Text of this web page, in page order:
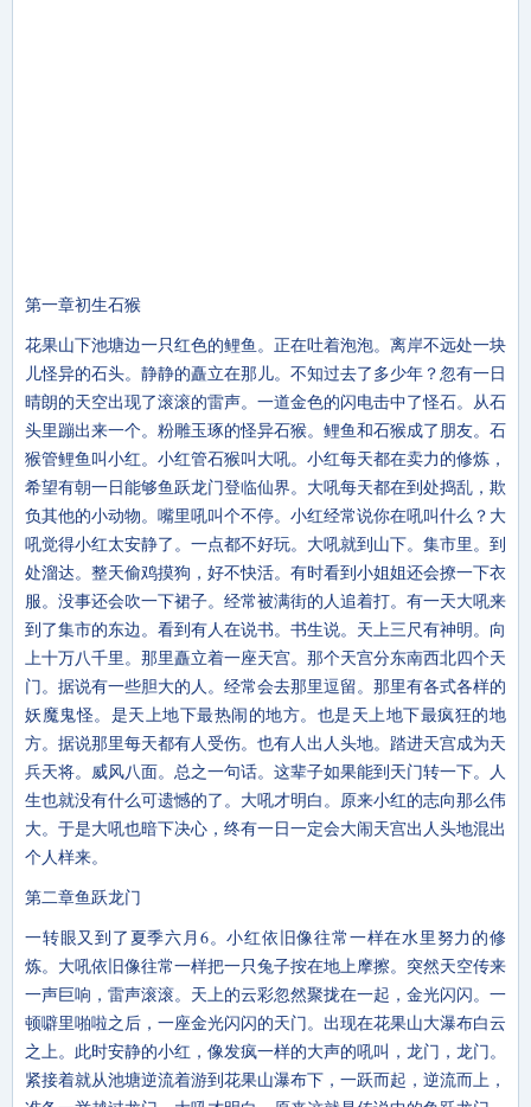
第一章初生石猴
花果山下池塘边一只红色的鲤鱼。正在吐着泡泡。离岸不远处一块
儿怪异的石头。静静的矗立在那儿。不知过去了多少年？忽有一日
晴朗的天空出现了滚滚的雷声。一道金色的闪电击中了怪石。从石
头里蹦出来一个。粉雕玉琢的怪异石猴。鲤鱼和石猴成了朋友。石
猴管鲤鱼叫小红。小红管石猴叫大吼。小红每天都在卖力的修炼，
希望有朝一日能够鱼跃龙门登临仙界。大吼每天都在到处捣乱，欺
负其他的小动物。嘴里吼叫个不停。小红经常说你在吼叫什么？大
吼觉得小红太安静了。一点都不好玩。大吼就到山下。集市里。到
处溜达。整天偷鸡摸狗，好不快活。有时看到小姐姐还会撩一下衣
服。没事还会吹一下裙子。经常被满街的人追着打。有一天大吼来
到了集市的东边。看到有人在说书。书生说。天上三尺有神明。向
上十万八千里。那里矗立着一座天宫。那个天宫分东南西北四个天
门。据说有一些胆大的人。经常会去那里逗留。那里有各式各样的
妖魔鬼怪。是天上地下最热闹的地方。也是天上地下最疯狂的地
方。据说那里每天都有人受伤。也有人出人头地。踏进天宫成为天
兵天将。威风八面。总之一句话。这辈子如果能到天门转一下。人
生也就没有什么可遗憾的了。大吼才明白。原来小红的志向那么伟
大。于是大吼也暗下决心，终有一日一定会大闹天宫出人头地混出
个人样来。
第二章鱼跃龙门
一转眼又到了夏季六月6。小红依旧像往常一样在水里努力的修
炼。大吼依旧像往常一样把一只兔子按在地上摩擦。突然天空传来
一声巨响，雷声滚滚。天上的云彩忽然聚拢在一起，金光闪闪。一
顿噼里啪啦之后，一座金光闪闪的天门。出现在花果山大瀑布白云
之上。此时安静的小红，像发疯一样的大声的吼叫，龙门，龙门。
紧接着就从池塘逆流着游到花果山瀑布下，一跃而起，逆流而上，